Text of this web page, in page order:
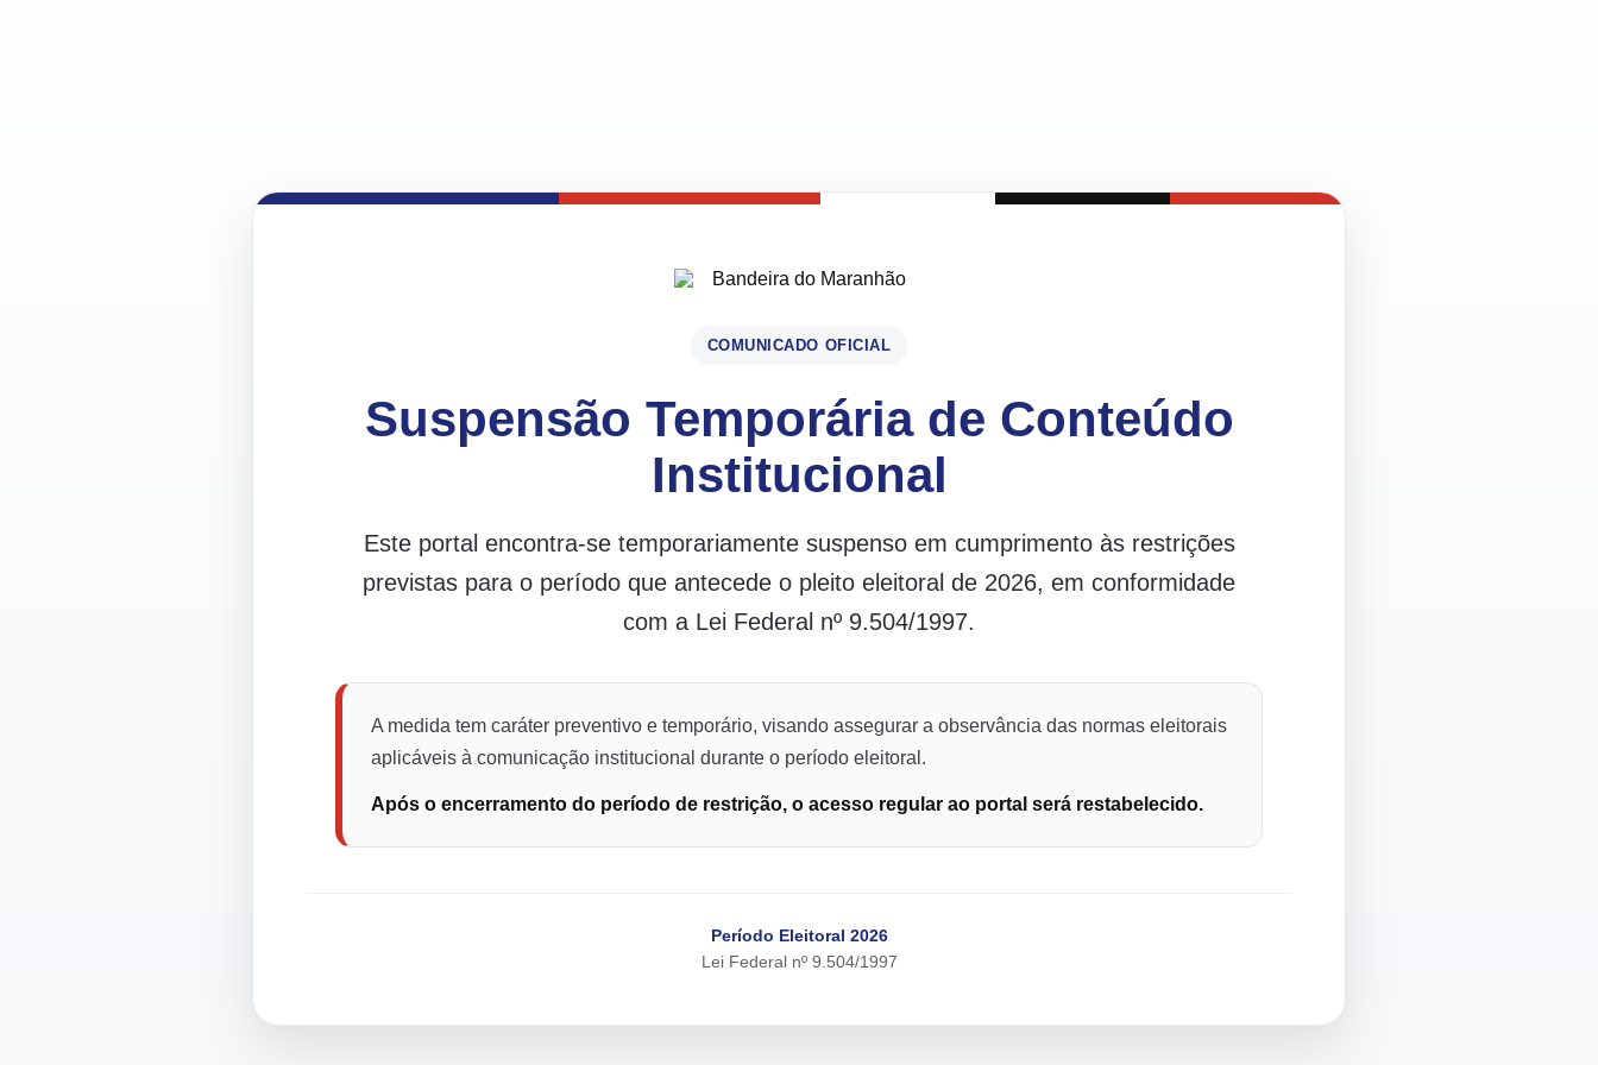
COMUNICADO OFICIAL
Suspensão Temporária de Conteúdo
Institucional
Este portal encontra-se temporariamente suspenso em cumprimento às restrições
previstas para o período que antecede o pleito eleitoral de 2026, em conformidade
com a Lei Federal nº 9.504/1997.
A medida tem caráter preventivo e temporário, visando assegurar a observância das normas eleitorais
aplicáveis à comunicação institucional durante o período eleitoral.
Após o encerramento do período de restrição, o acesso regular ao portal será restabelecido.
Período Eleitoral 2026
Lei Federal nº 9.504/1997